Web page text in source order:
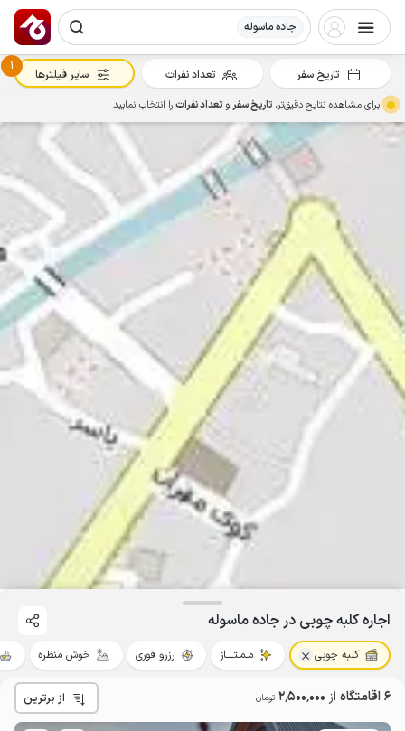
جاده ماسوله
اجاره کلبه چوبی در جاده ماسوله
کلبه چوبی مـمـتــــاز رزرو فوری خوش منظره
6 اقامتگاه از 2٬500٬000 تومان از برترین
تاریخ سفر تعداد نفرات
1
سایر فیلترها
برای مشاهده نتایج دقیق‌تر، تاریخ سفرو تعداد نفراترا انتخاب نمایید